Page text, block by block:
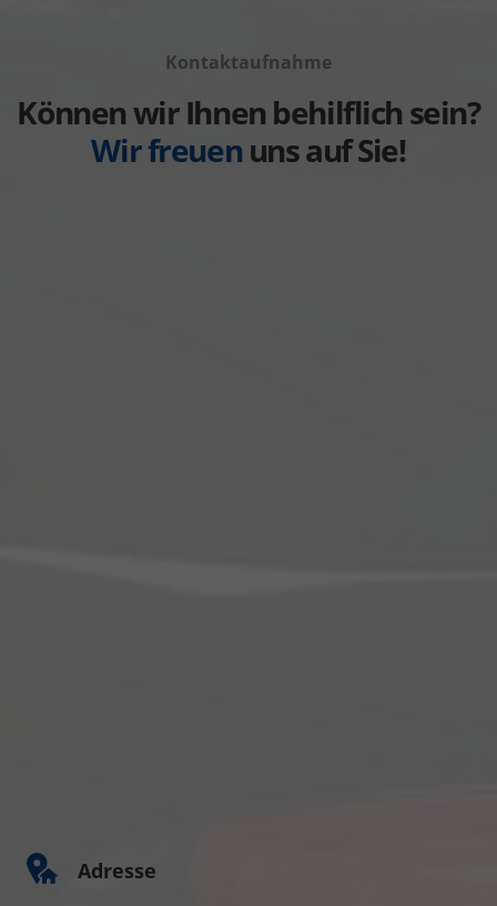
anzeigen
Kontaktaufnahme
Können wir Ihnen behilflich sein?
Wir freuenuns auf Sie!
Adresse